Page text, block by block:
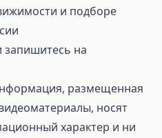
и подборе
запишитесь на
размещенная
носят
характер и ни